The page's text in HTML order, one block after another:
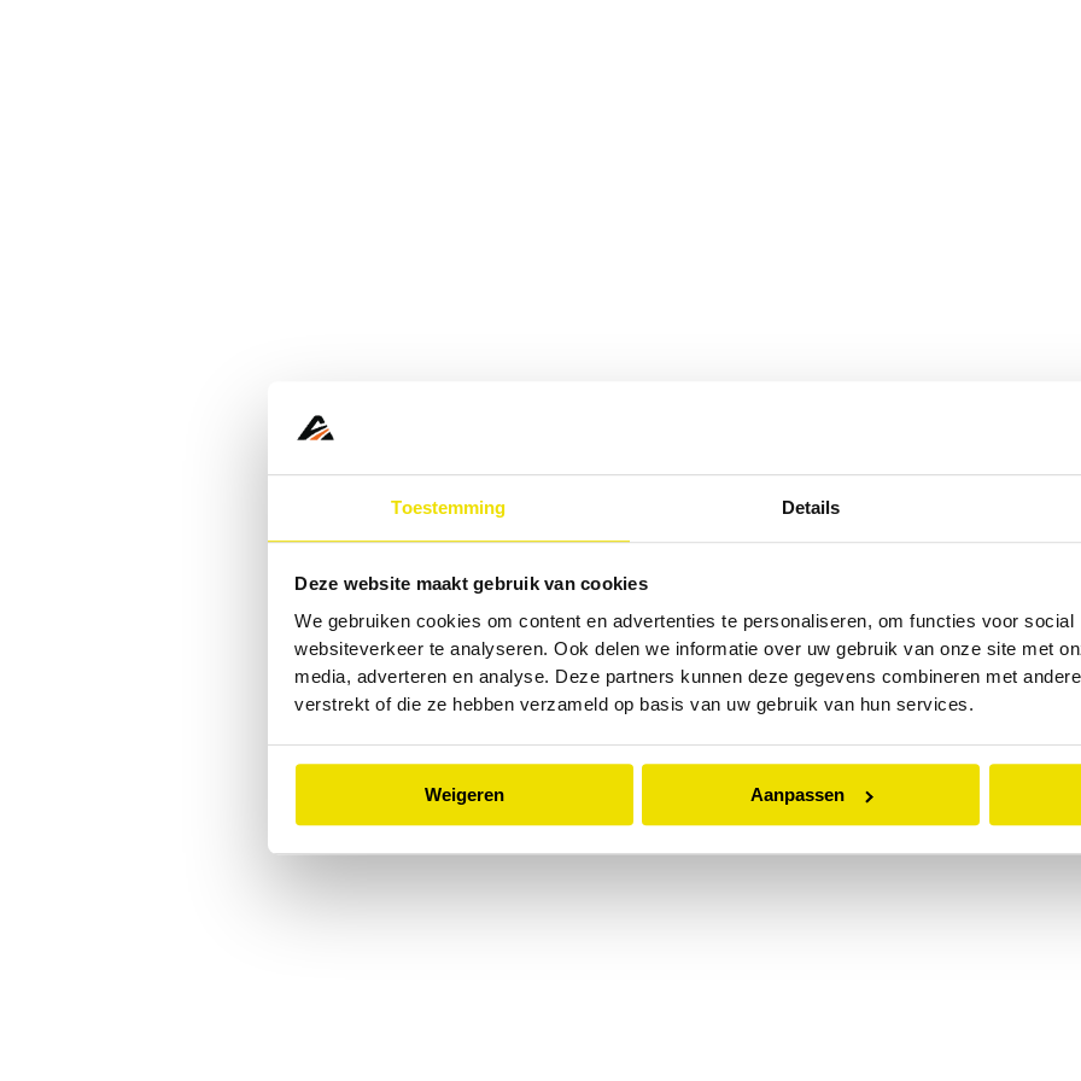
Toestemming Details
Deze website maakt gebruik van cookies
We gebruiken cookies om content en advertenties te personaliseren, om functies voor
websiteverkeer te analyseren. Ook delen we informatie over uw gebruik van onze site met
media, adverteren en analyse. Deze partners kunnen deze gegevens combineren met
verstrekt of die ze hebben verzameld op basis van uw gebruik van hun services.
Weigeren Aanpassen
Application error: aclient-side exception has occurred while loadingwww.abd.nl(see the